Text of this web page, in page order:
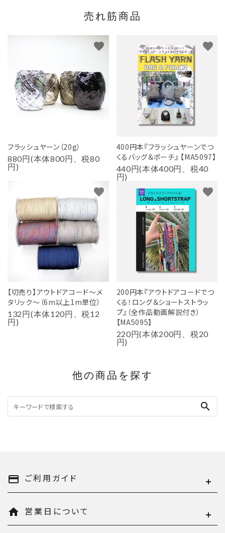
売れ筋商品
フラッシュヤーン（20g）
880円(本体800円、税80
円)
favorite
400円本『フラッシュヤーンでつ
くるバッグ＆ポーチ』 【MA5097】
440円(本体400円、税40
円)
favorite
【切売り】アウトドアコード～メ
タリック～（6m以上1m単位）
132円(本体120円、税12
円)
favorite
200円本『アウトドアコードでつ
くる！ロング＆ショートストラッ
プ』（全作品動画解説付き）
【MA5095】
220円(本体200円、税20
円)
favorite
他の商品を探す
search
payment ご利用ガイド
home 営業日について